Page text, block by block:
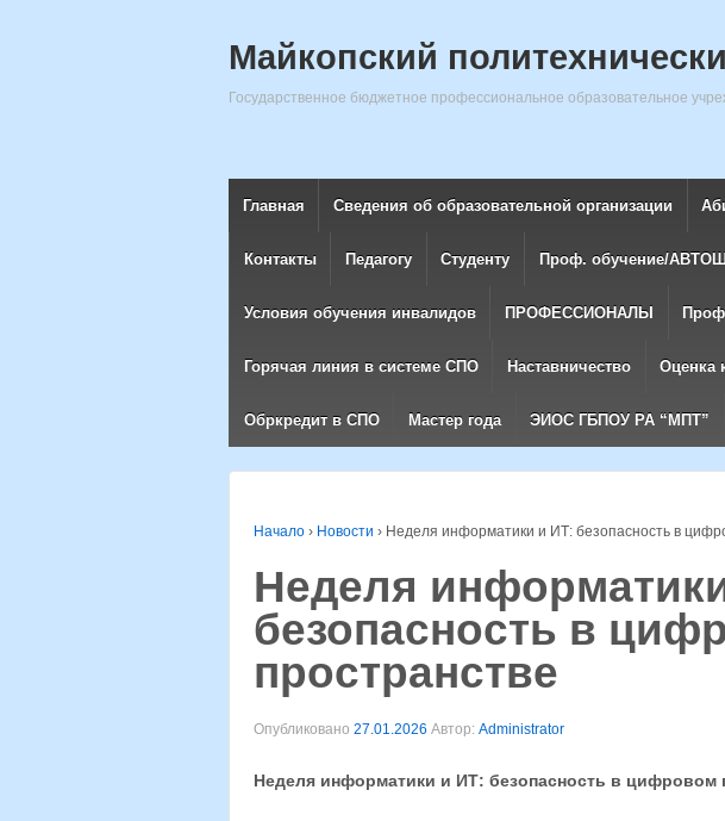
Майкопский
Государственное бюджетное профессиональное образовательное
Главная Сведения об образовательной организации
Контакты Педагогу Студенту Проф. обучение/
Условия обучения инвалидов ПРОФЕССИОНАЛЫ
Горячая линия в системе СПО Наставничество Оценка
Обркредит в СПО Мастер года ЭИОС ГБПОУ РА “МПТ”
Начало › Новости › Неделя информатики и ИТ: безопасность в
Неделя
безопасность в
пространстве
Опубликовано 27.01.2026 Автор: Administrator
Неделя информатики и ИТ: безопасность в цифровом